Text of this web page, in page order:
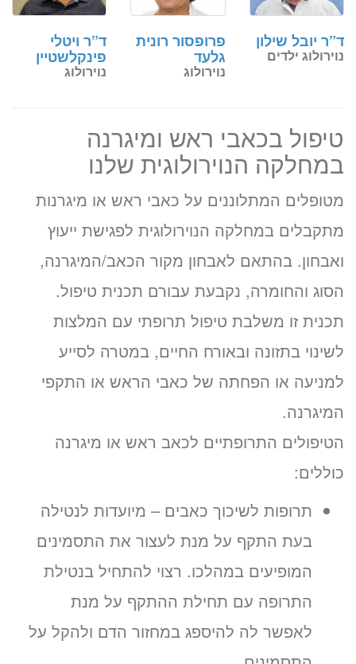
ד”ר ויטלי
פינקלשטיין
נוירולוג
פרופסור רונית
גלעד
נוירולוג
ד”ר יובל שילון
נוירולוג ילדים
טיפול בכאבי ראש ומיגרנה
במחלקה הנוירולוגית שלנו
מטופלים המתלוננים על כאבי ראש או מיגרנות
מתקבלים במחלקה הנוירולוגית לפגישת ייעוץ
ואבחון. בהתאם לאבחון מקור הכאב/המיגרנה,
הסוג והחומרה, נקבעת עבורם תכנית טיפול.
תכנית זו משלבת טיפול תרופתי עם המלצות
לשינוי בתזונה ובאורח החיים, במטרה לסייע
למניעה או הפחתה של כאבי הראש או התקפי
המיגרנה.
הטיפולים התרופתיים לכאב ראש או מיגרנה
כוללים:
תרופות לשיכוך כאבים – מיועדות לנטילה
בעת התקף על מנת לעצור את התסמינים
המופיעים במהלכו. רצוי להתחיל בנטילת
התרופה עם תחילת ההתקף על מנת
לאפשר לה להיספג במחזור הדם ולהקל על